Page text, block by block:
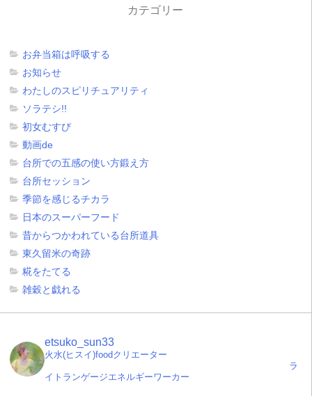
カテゴリー
お弁当箱は呼吸する
お知らせ
わたしのスピリチュアリティ
ソラテシ!!
初女むすび
動画de
台所での五感の使い方鍛え方
台所セッション
季節を感じるチカラ
日本のスーパーフード
昔からつかわれている台所道具
東久留米の奇跡
糀をたてる
雑穀と戯れる
etsuko_sun33
火水(ヒスイ)foodクリエーター
ラ
イトランゲージエネルギーワーカー